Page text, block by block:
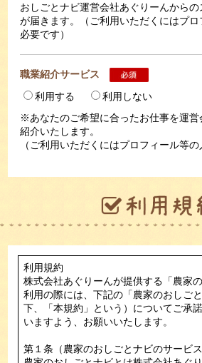
おしごとナビ運営会社あぐりーんから
が届きます。（ご利用いただくにはプ
必要です）
職業紹介サービス
利用する
利用しない
※あなたのご希望に合ったお仕事を運営
紹介いたします。
（ご利用いただくにはプロフィール等の
利用規約
株式会社あぐりーんが提供する「農家
利用の際には、下記の「農家のおしご
下、「本規約」という）についてご承
いますよう、お願いいたします。
第１条（農家のおしごとナビのサービス